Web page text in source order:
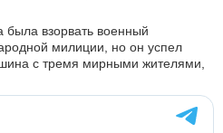
БЛОГ
была взорвать военный
милиции, но он успел
с тремя мирными жителями,